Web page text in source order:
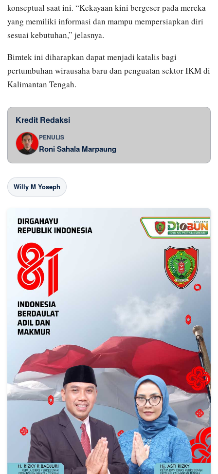
konseptual saat ini. “Kekayaan kini bergeser pada mereka
yang memiliki informasi dan mampu mempersiapkan diri
sesuai kebutuhan,” jelasnya.
Bimtek ini diharapkan dapat menjadi katalis bagi
pertumbuhan wirausaha baru dan penguatan sektor IKM di
Kalimantan Tengah.
Kredit Redaksi
PENULIS
Roni Sahala Marpaung
Willy M Yoseph